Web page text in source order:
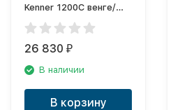
Kenner 1200С венге/
стекло крем глянец
KENNER
26 830 ₽
В наличии
В корзину